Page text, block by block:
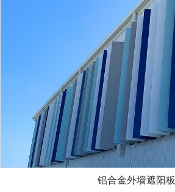
铝合金外墙遮阳板